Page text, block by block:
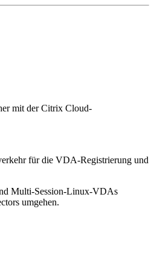
mit der Citrix Cloud-
für die VDA-Registrierung und
Multi-Session-Linux-VDAs
umgehen.